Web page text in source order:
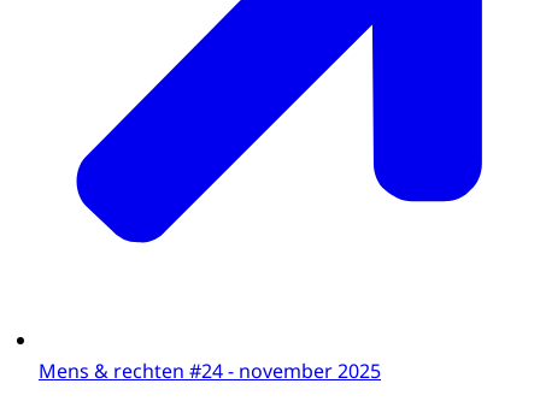
Mens & rechten #24 - november 2025